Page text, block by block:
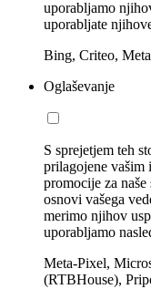
uporabljamo
uporabljate
Bing, Criteo,
Oglaševanje
S sprejetjem teh
prilagojene vašim
promocije za
osnovi vašega
merimo njihov
uporabljamo
Meta-Pixel,
(RTBHouse),